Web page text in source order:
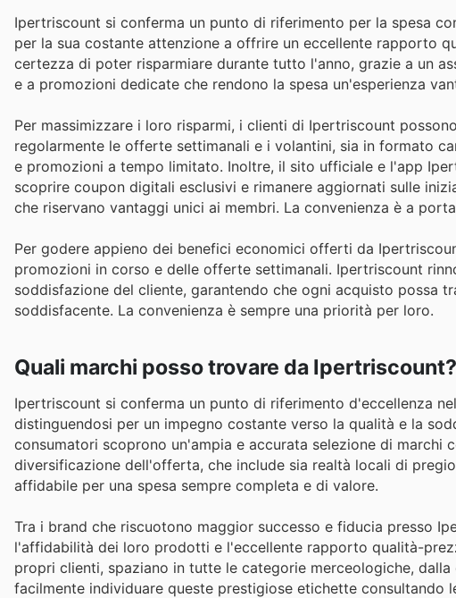
Ipertriscount si conferma un punto di riferimento per la spesa
per la sua costante attenzione a offrire un eccellente rapporto
certezza di poter risparmiare durante tutto l'anno, grazie a un
e a promozioni dedicate che rendono la spesa un'esperienza
Per massimizzare i loro risparmi, i clienti di Ipertriscount
regolarmente le offerte settimanali e i volantini, sia in formato
e promozioni a tempo limitato. Inoltre, il sito ufficiale e l'app
scoprire coupon digitali esclusivi e rimanere aggiornati sulle
che riservano vantaggi unici ai membri. La convenienza è a
Per godere appieno dei benefici economici offerti da
promozioni in corso e delle offerte settimanali. Ipertriscount
soddisfazione del cliente, garantendo che ogni acquisto possa
soddisfacente. La convenienza è sempre una priorità per loro.
Quali marchi posso trovare da Ipertriscount?
Ipertriscount si conferma un punto di riferimento d'eccellenza
distinguendosi per un impegno costante verso la qualità e la
consumatori scoprono un'ampia e accurata selezione di marchi
diversificazione dell'offerta, che include sia realtà locali di
affidabile per una spesa sempre completa e di valore.
Tra i brand che riscuotono maggior successo e fiducia presso
l'affidabilità dei loro prodotti e l'eccellente rapporto qualità-
propri clienti, spaziano in tutte le categorie merceologiche,
facilmente individuare queste prestigiose etichette